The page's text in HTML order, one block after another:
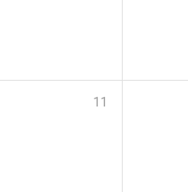
11